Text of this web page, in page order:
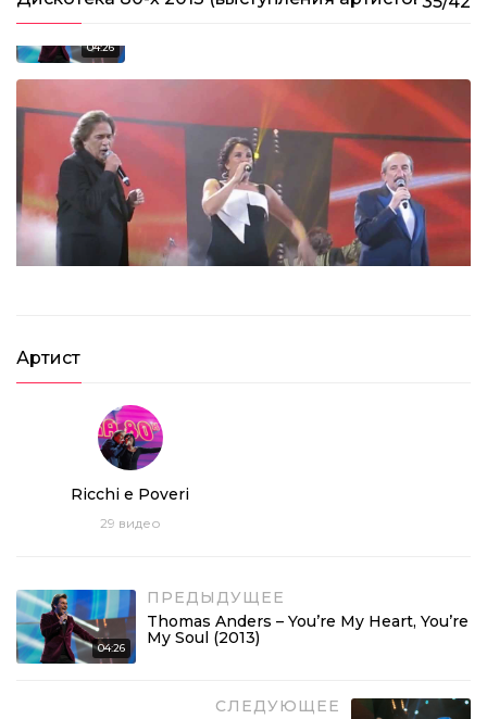
04:26
Thomas Anders – You’re My Heart, You’re My Soul
04:15
03:24
Boney M feat. Liz Mitchell – Bahama Mama (2013)
Игорь Николаев – Незнакомка (2013)
03:12
F.R.David – Words (2013)
Валерий Сюткин – Московский Бит (2013)
Артист
Ricchi e Poveri
29 видео
04:26
ПРЕДЫДУЩЕЕ
Thomas Anders – You’re My Heart, You’re
My Soul (2013)
СЛЕДУЮЩЕЕ